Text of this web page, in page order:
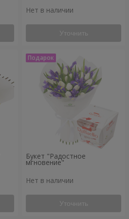
Нет в наличии
Уточнить
Букет "Радостное
мгновение"
Нет в наличии
Уточнить